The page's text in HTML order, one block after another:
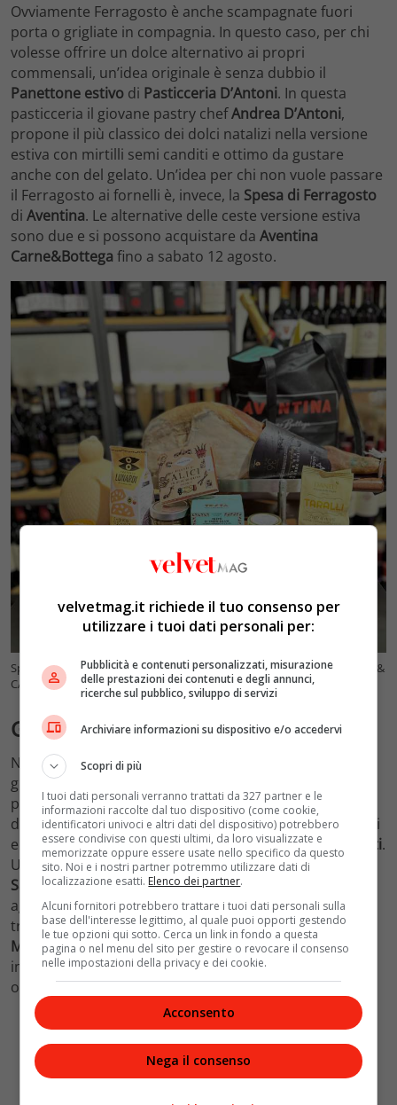
Ovviamente Ferragosto è anche scampagnate fuori
porta o grigliate in compagnia. In questo caso, per chi
volesse offrire un dolce alternativo ai propri
commensali, un’idea originale è senza dubbio il
Panettone estivo di Pasticceria D’Antoni. In questa
pasticceria il giovane pastry chefAndrea D’Antoni,
propone il più classico dei dolci natalizi nella versione
estiva con mirtilli semi canditi e ottimo da gustare
anche con del gelato. Un’idea per chi non vuole passare
il Ferragosto ai fornelli è, invece, la Spesa di Ferragosto
di Aventina. Le alternative delle ceste versione estiva
sono due e si possono acquistare da Aventina
Carne&Bottega fino a sabato 12 agosto.
Spesa di Ferragosto da Aventina Carne&Bottega @Crediti BORTOLAN &
CARNEVALI – VelvetMag
Gusti delle gite fuori porta
Non possono mancare, in occasione del Ferragosto, le
gite fuori porta. Anche in questo caso non mancano
proposte culinarie esclusive. Nell’iconico promontorio
del
Circeo, tra scogliere bellissime e paesaggi montuosi
e naturali altrettanto suggestivi, si trovaSeguire le Botti.
Un agriturismo con ristorante gourmand diCantina
Sant’Andrea. Qui un menù pensato per 14, 15 e 16
agosto che sublima i più caratteristici sapori della
tradizione con il tocco elegante dello chefPasquale
Minciguerra. Un menù degustazione dove tra i piatti è
impossibile non menzionare I’aspretto di pomodoro e
olive di Gaeta, esaltazione delle ricchezze territoriali.
velvetmag.it richiede il tuo consenso per
utilizzare i tuoi dati personali per:
Pubblicità e contenuti personalizzati, misurazione
delle prestazioni dei contenuti e degli annunci,
ricerche sul pubblico, sviluppo di servizi
Archiviare informazioni su dispositivo e/o accedervi
Scopri di più
I tuoi dati personali verranno trattati da 327 partner e le
informazioni raccolte dal tuo dispositivo (come cookie,
identificatori univoci e altri dati del dispositivo) potrebbero
essere condivise con questi ultimi, da loro visualizzate e
memorizzate oppure essere usate nello specifico da questo
sito. Noi e i nostri partner potremmo utilizzare dati di
localizzazione esatti. Elenco dei partner.
Alcuni fornitori potrebbero trattare i tuoi dati personali sulla
base dell'interesse legittimo, al quale puoi opporti gestendo
le tue opzioni qui sotto. Cerca un link in fondo a questa
pagina o nel menu del sito per gestire o revocare il consenso
nelle impostazioni della privacy e dei cookie.
Acconsento
Nega il consenso